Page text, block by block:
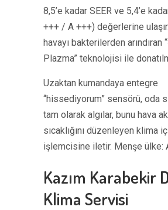
8,5’e kadar SEER ve 5,4’e
+++ / A +++) değerlerine
havayı bakterilerden arındıran
Plazma” teknolojisi ile
Uzaktan kumandaya entegre
“hissediyorum” sensörü, oda
tam olarak algılar, bunu hava
sıcaklığını düzenleyen klima
işlemcisine iletir. Menşe ülke:
Kazım Karabekir
Klima Servisi